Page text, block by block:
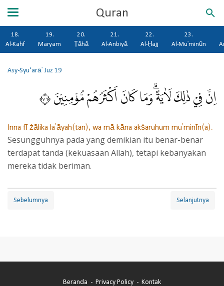
Quran
18.
Al-Kahf
19.
Maryam
20.
Ṭāhā
21.
Al-Anbiyā
22.
Al-Ḥajj
23.
Al-Mu'minūn
Asy-Syu‘arā'Juz 19
اِنَّ فِيْ ذٰلِكَ لَاٰيَةً ۗوَمَا كَانَ اَكْثَرُهُمْ مُّؤْمِنِيْنَ ٦٧
Inna fī żālika la'āyah(tan), wa mā kāna akṡaruhum mu'minīn(a).
Sesungguhnya pada yang demikian itu benar-benar
terdapat tanda (kekuasaan Allah), tetapi kebanyakan
mereka tidak beriman.
Sebelumnya Selanjutnya
Beranda Privacy Policy Kontak